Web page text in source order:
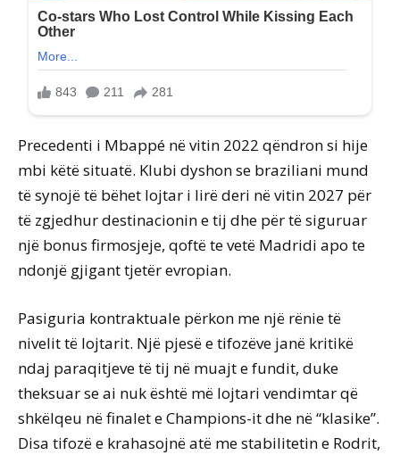
Precedenti i Mbappé në vitin 2022 qëndron si hije
mbi këtë situatë. Klubi dyshon se braziliani mund
të synojë të bëhet lojtar i lirë deri në vitin 2027 për
të zgjedhur destinacionin e tij dhe për të siguruar
një bonus firmosjeje, qoftë te vetë Madridi apo te
ndonjë gjigant tjetër evropian.
Pasiguria kontraktuale përkon me një rënie të
nivelit të lojtarit. Një pjesë e tifozëve janë kritikë
ndaj paraqitjeve të tij në muajt e fundit, duke
theksuar se ai nuk është më lojtari vendimtar që
shkëlqeu në finalet e Champions-it dhe në “klasike”.
Disa tifozë e krahasojnë atë me stabilitetin e Rodrit,